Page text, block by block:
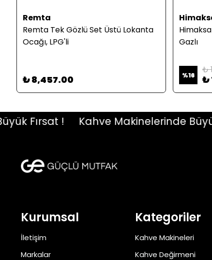
Remta
Remta Tek Gözlü Set Üstü Lokanta
Ocağı, LPG'li
₺ 8,457.00
Gazlı
%16 ₺
₺
Fırsat ! Kahve Makinelerinde Büyük
Kurumsal
İletişim
Markalar
Kategoriler
Kahve Makineleri
Kahve Değirmeni